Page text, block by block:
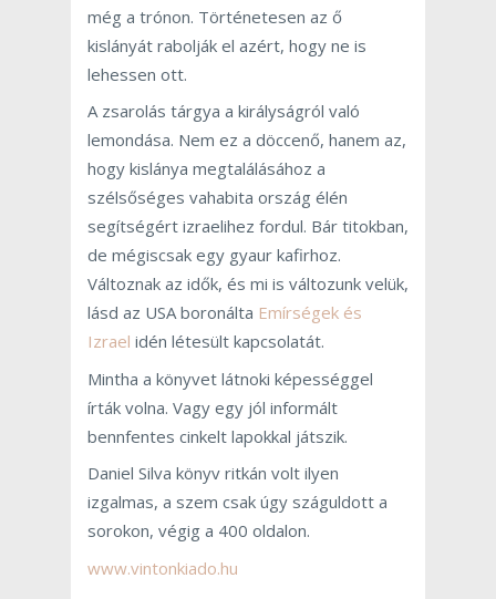
még a trónon. Történetesen az ő
kislányát rabolják el azért, hogy ne is
lehessen ott.
A zsarolás tárgya a királyságról való
lemondása. Nem ez a döccenő, hanem az,
hogy kislánya megtalálásához a
szélsőséges vahabita ország élén
segítségért izraelihez fordul. Bár titokban,
de mégiscsak egy gyaur kafirhoz.
Változnak az idők, és mi is változunk velük,
lásd az USA boronálta Emírségek és
Izrael idén létesült kapcsolatát.
Mintha a könyvet látnoki képességgel
írták volna. Vagy egy jól informált
bennfentes cinkelt lapokkal játszik.
Daniel Silva könyv ritkán volt ilyen
izgalmas, a szem csak úgy száguldott a
sorokon, végig a 400 oldalon.
www.vintonkiado.hu